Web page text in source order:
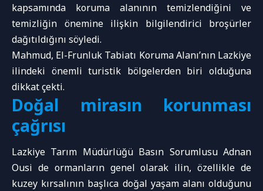
kapsamında koruma alanının temizlendiğini ve
temizliğin önemine ilişkin bilgilendirici broşürler
dağıtıldığını söyledi.
Mahmud, El-Frunluk Tabiatı Koruma Alanı’nın Lazkiye
ilindeki önemli turistik bölgelerden biri olduğuna
dikkat çekti.
Doğal mirasın korunması
çağrısı
Lazkiye Tarım Müdürlüğü Basın Sorumlusu Adnan
Ousi de ormanların genel olarak ilin, özellikle de
kuzey kırsalının başlıca doğal yaşam alanı olduğunu